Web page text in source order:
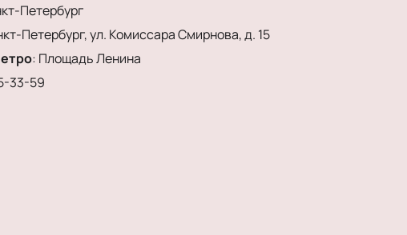
Петербург
Петербург, ул. Комиссара Смирнова, д. 15
: Площадь Ленина
33-59